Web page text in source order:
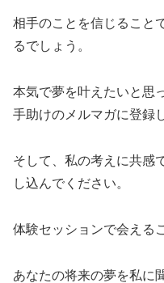
相手のことを信じること
るでしょう。
本気で夢を叶えたいと思
手助けのメルマガに登録
そして、私の考えに共感
し込んでください。
体験セッションで会える
あなたの将来の夢を私に